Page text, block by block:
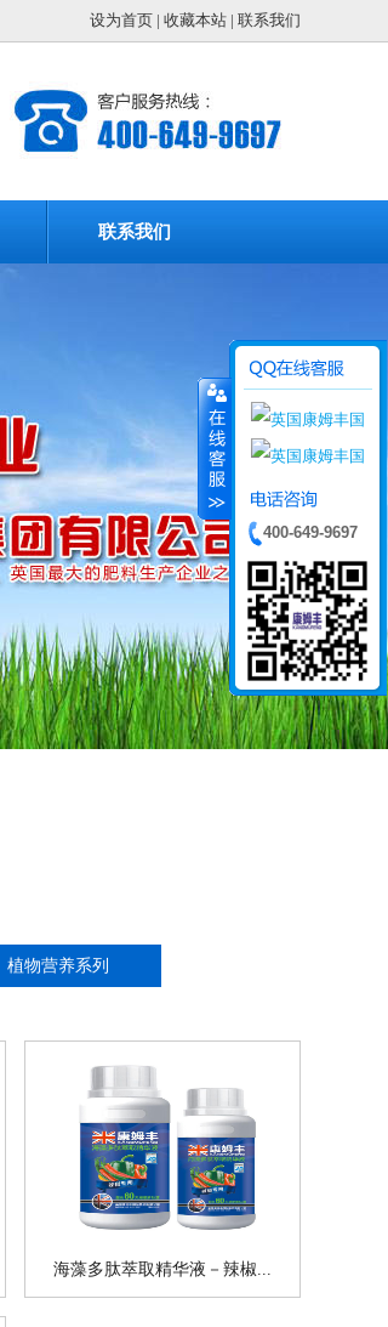
设为首页 | 收藏本站 | 联系我们
联系我们
植物营养系列
海藻多肽萃取精华液－辣椒...
400-649-9697